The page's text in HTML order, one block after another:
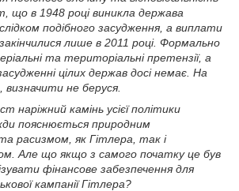
що в 1948 році виникла держава
подібного засудження, а виплати
лише в 2011 році. Формально
та територіальні претензії, а
цілих держав досі немає. На
не беруся.
наріжний камінь усієї політики
пояснюється природним
расизмом, як Гітлера, так і
Але що якщо з самого початку це був
фінансове забезпечення для
кампанії Гітлера?